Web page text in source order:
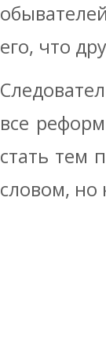
его, что
все
стать тем
словом, но